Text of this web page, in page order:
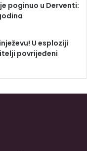
poginuo u Derventi:
U esploziji
povrijeđeni